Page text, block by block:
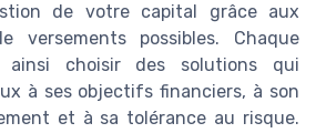
de votre capital grâce aux
versements possibles. Chaque
ainsi choisir des solutions qui
à ses objectifs financiers, à son
et à sa tolérance au risque.